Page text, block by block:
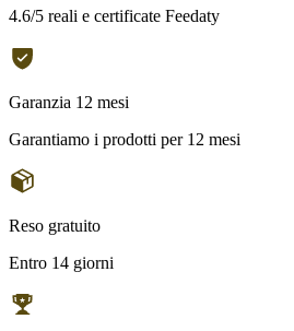
4.6/5 reali e certificate Feedaty
Garanzia 12 mesi
Garantiamo i prodotti per 12 mesi
Reso gratuito
Entro 14 giorni